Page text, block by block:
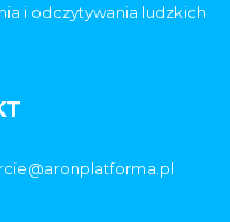
i odczytywania ludzkich